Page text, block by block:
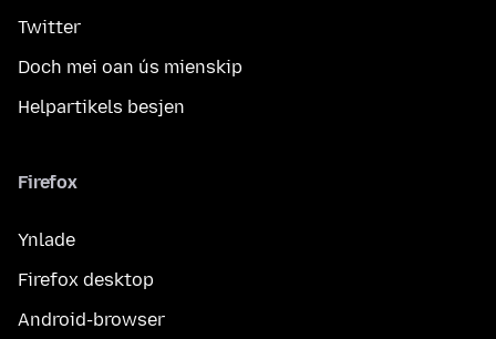
Twitter
Doch mei oan ús mienskip
Helpartikels besjen
Firefox
Ynlade
Firefox desktop
Android-browser